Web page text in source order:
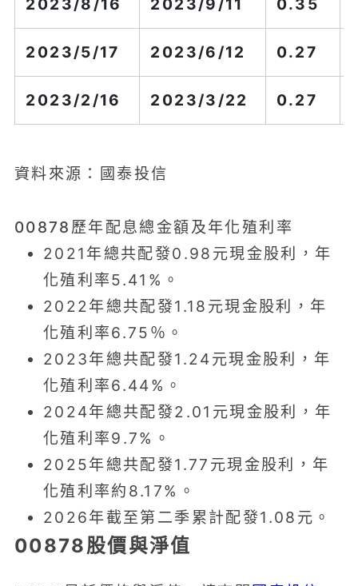
2023/8/16 2023/9/11 0.35
2023/5/17 2023/6/12 0.27
2023/2/16 2023/3/22 0.27
資料來源：國泰投信
00878歷年配息總金額及年化殖利率
2021年總共配發0.98元現金股利，年
化殖利率5.41%。
2022年總共配發1.18元現金股利，年
化殖利率6.75％。
2023年總共配發1.24元現金股利，年
化殖利率6.44%。
2024年總共配發2.01元現金股利，年
化殖利率9.7%。
2025年總共配發1.77元現金股利，年
化殖利率約8.17%。
2026年截至第二季累計配發1.08元。
00878股價與淨值